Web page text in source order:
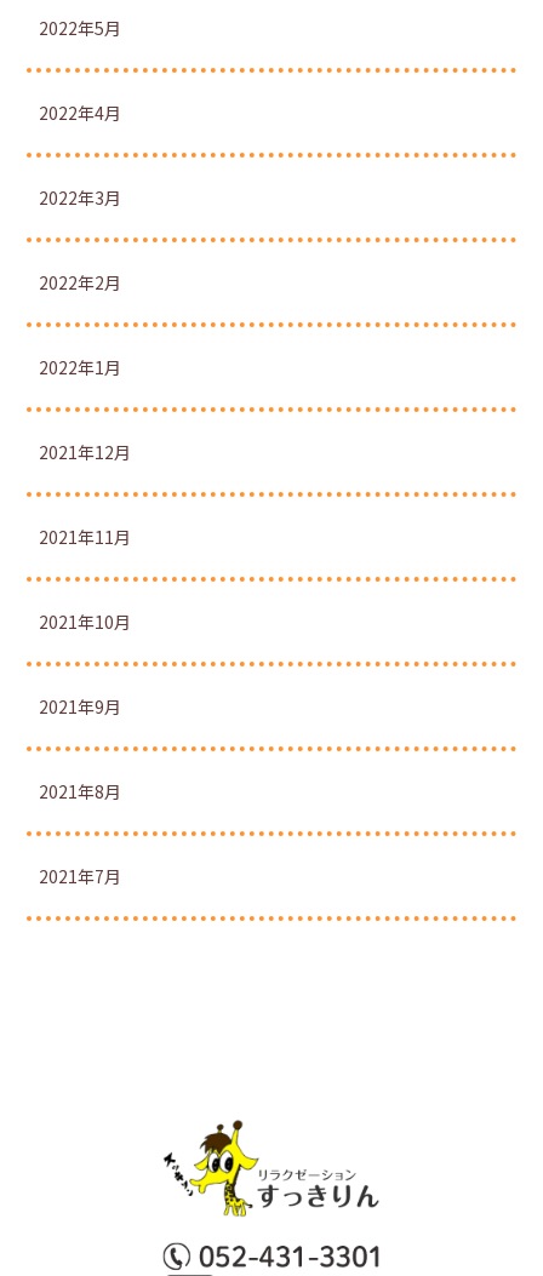
2022年5月
2022年4月
2022年3月
2022年2月
2022年1月
2021年12月
2021年11月
2021年10月
2021年9月
2021年8月
2021年7月